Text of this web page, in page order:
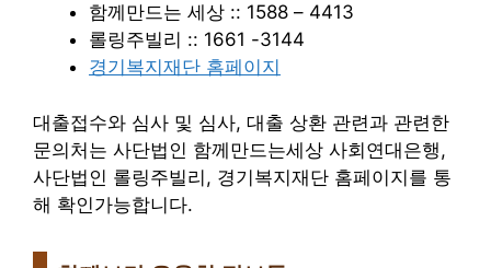
함께만드는 세상 :: 1588 – 4413
롤링주빌리 :: 1661 -3144
경기복지재단 홈페이지
대출접수와 심사 및 심사, 대출 상환 관련과 관련한
문의처는 사단법인 함께만드는세상 사회연대은행,
사단법인 롤링주빌리, 경기복지재단 홈페이지를 통
해 확인가능합니다.